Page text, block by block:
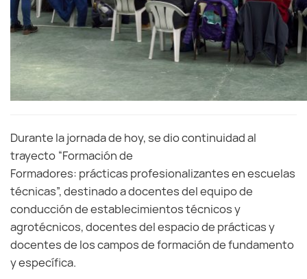
Durante la jornada de hoy, se dio continuidad al
trayecto “Formación de
Formadores: prácticas profesionalizantes en escuelas
técnicas”, destinado a docentes del equipo de
conducción de establecimientos técnicos y
agrotécnicos, docentes del espacio de prácticas y
docentes de los campos de formación de fundamento
y específica.